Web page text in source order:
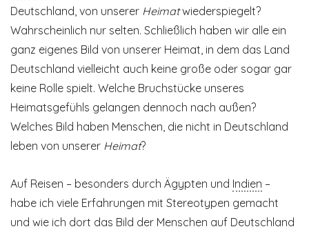
Deutschland, von unserer Heimatwiederspiegelt?
Wahrscheinlich nur selten. Schließlich haben wir alle ein
ganz eigenes Bild von unserer Heimat, in dem das Land
Deutschland vielleicht auch keine große oder sogar gar
keine Rolle spielt. Welche Bruchstücke unseres
Heimatsgefühls gelangen dennoch nach außen?
Welches Bild haben Menschen, die nicht in Deutschland
leben von unserer Heimat?
Auf Reisen – besonders durch Ägypten und Indien –
habe ich viele Erfahrungen mit Stereotypen gemacht
und wie ich dort das Bild der Menschen auf Deutschland